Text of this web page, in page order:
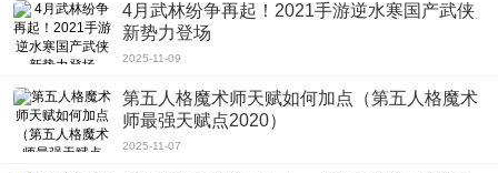
4月武林纷争再起！2021手游逆水寒国产武侠
新势力登场
2025-11-09
第五人格魔术师天赋如何加点（第五人格魔术
师最强天赋点2020）
2025-11-07